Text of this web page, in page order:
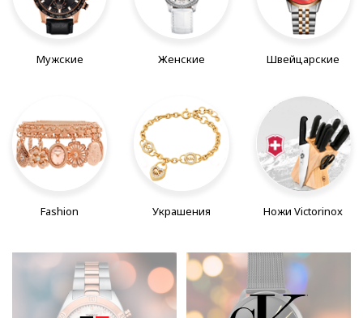
Мужские Женские Швейцарские
Fashion Украшения Ножи Victorinox